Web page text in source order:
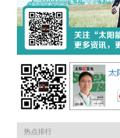
热点排行